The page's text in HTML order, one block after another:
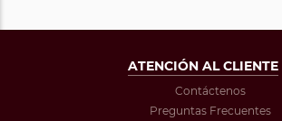
ATENCIÓN AL CLIENTE
Contáctenos
Preguntas Frecuentes